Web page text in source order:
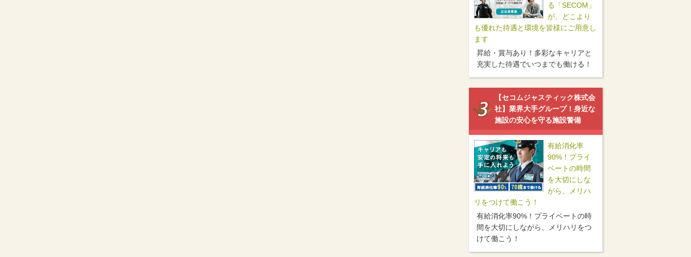
る「SECOM」
が、どこより
も優れた待遇と環境を皆様にご用意し
ます
昇給・賞与あり！多彩なキャリアと
充実した待遇でいつまでも働ける！
【セコムジャスティック株式会
社】業界大手グループ！身近な
施設の安心を守る施設警備
有給消化率
90%！プライ
ベートの時間
を大切にしな
がら、メリハ
リをつけて働こう！
有給消化率90%！プライベートの時
間を大切にしながら、メリハリをつ
けて働こう！